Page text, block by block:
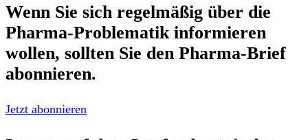
Wenn Sie sich regelmäßig über die
Pharma-Problematik informieren
wollen, sollten Sie den Pharma-Brief
abonnieren.
Jetzt abonnieren